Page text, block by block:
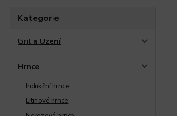
Kategorie
Gril a Uzení
Hrnce
Indukční hrnce
Litinové hrnce